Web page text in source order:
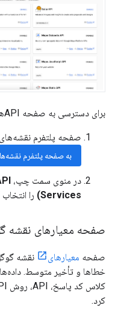
برای دسترسی به صفحه APIها و سرویس‌های پلتفرم نقشه‌های گوگل:
صفحه پلتفرم نقشه‌های
به صفحه پلتفرم
در منوی سمت چپ،
Services) را
صفحه معیارهای نقشه
صفحه معیارهای
نقشه
خطاها و تأخیر متوسط.
کرد.